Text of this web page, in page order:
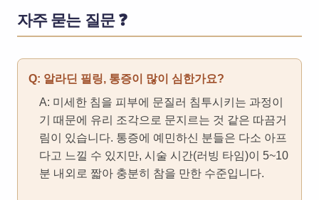
자주 묻는 질문 ❓
Q: 알라딘 필링, 통증이 많이 심한가요?
A: 미세한 침을 피부에 문질러 침투시키는 과정이
기 때문에 유리 조각으로 문지르는 것 같은 따끔거
림이 있습니다. 통증에 예민하신 분들은 다소 아프
다고 느낄 수 있지만, 시술 시간(러빙 타임)이 5~10
분 내외로 짧아 충분히 참을 만한 수준입니다.